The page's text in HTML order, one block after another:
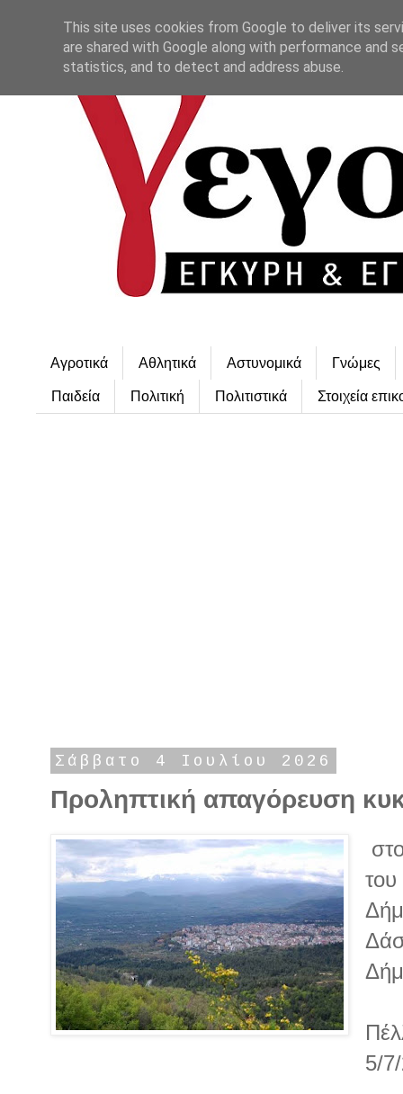
Αγροτικά Αθλητικά Αστυνομικά Γνώμες
Παιδεία Πολιτική Πολιτιστικά Στοιχεία
Σάββατο 4 Ιουλίου 2026
Προληπτική απαγόρευση
του
5/
This site uses cookies from Google to deliver its
are shared with Google along with performance and
statistics, and to detect and address abuse.